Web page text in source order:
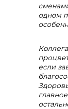
одном
если